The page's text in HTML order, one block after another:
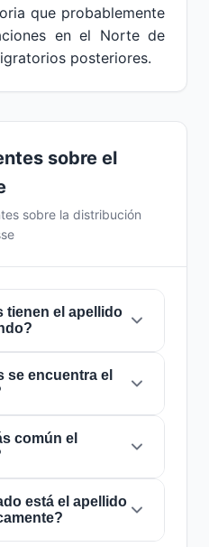
que probablemente
en el Norte de
posteriores.
sobre el
sobre la distribución
tienen el apellido
6
aproximadamente 1
personasen el
Se encuentra
que refleja su
se encuentra el
presente en
Esto lo clasifica
local. Su
indica patrones
dispersión familiar a
común el
más común en
. Esto
está el apellido